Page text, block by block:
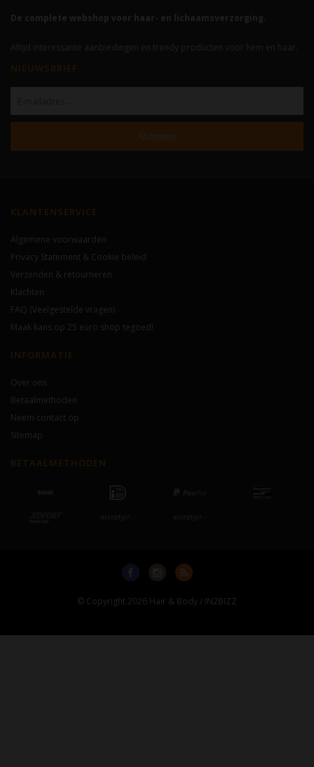
De complete webshop voor haar- en lichaamsverzorging.
Altijd interessante aanbiedingen en trendy producten voor hem en haar.
NIEUWSBRIEF
Abonneer
KLANTENSERVICE
Algemene voorwaarden
Privacy Statement & Cookie beleid
Verzenden & retourneren
Klachten
FAQ (Veelgestelde vragen)
Maak kans op 25 euro shop tegoed!
INFORMATIE
Over ons
Betaalmethoden
Neem contact op
Sitemap
BETAALMETHODEN
© Copyright 2026 Hair & Body / IN2BIZZ